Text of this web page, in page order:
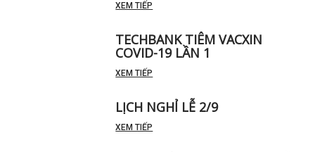
XEM TIẾP
TECHBANK TIÊM VACXIN
COVID-19 LẦN 1
XEM TIẾP
LỊCH NGHỈ LỄ 2/9
XEM TIẾP